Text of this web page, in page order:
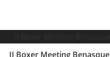
II Boxer Meeting Benasque